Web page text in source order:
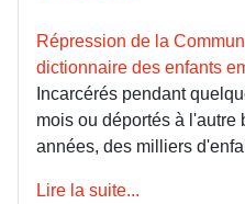
Répression de la
dictionnaire des enfants
Incarcérés pendant
mois ou déportés à l'autre
années, des milliers
Lire la suite...